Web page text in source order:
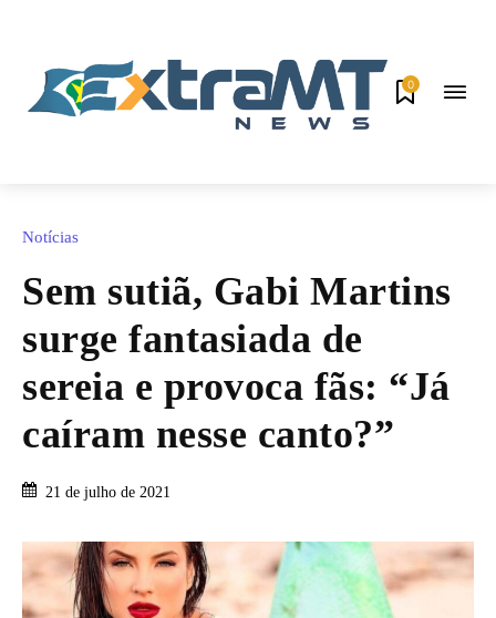
0
Notícias
Sem sutiã, Gabi Martins
surge fantasiada de
sereia e provoca fãs: “Já
caíram nesse canto?”
21 de julho de 2021